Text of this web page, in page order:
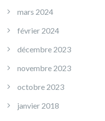
mars 2024
février 2024
décembre 2023
novembre 2023
octobre 2023
janvier 2018